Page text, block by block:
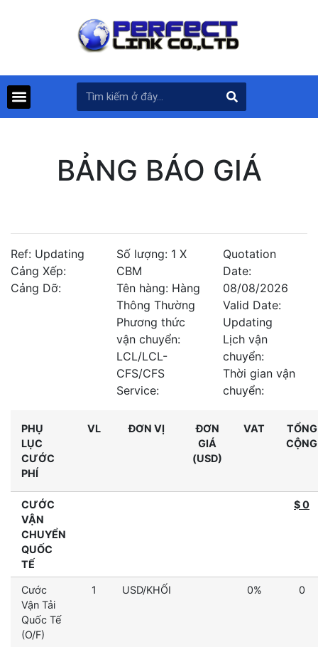
BẢNG BÁO GIÁ
Ref: Updating
Cảng Xếp:
Cảng Dỡ:
Số lượng: 1 X
CBM
Tên hàng: Hàng
Thông Thường
Phương thức
vận chuyển:
LCL/LCL-
CFS/CFS
Service:
Quotation
Date:
08/08/2026
Valid Date:
Updating
Lịch vận
chuyển:
Thời gian vận
chuyển:
PHỤ
LỤC
CƯỚC
PHÍ
VL ĐƠN VỊ
ĐƠN
GIÁ
(USD)
VAT
TỔNG
CỘNG
CƯỚC
VẬN
CHUYỂN
QUỐC
TẾ
$ 0
Cước
Vận Tải
Quốc Tế
(O/F)
1 USD/KHỐI 0% 0